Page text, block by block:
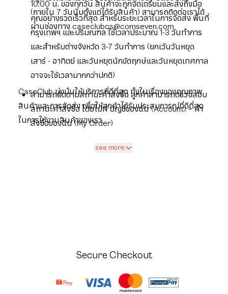
(ภายใน 7 วันนับตั้งแต่ได้รับสินค้า) สามารถติดต่อเราได้
ผ่านช่องทาง caseclubcs@comseven.com
10:00 น. ของทุกวัน สินค้าจะถูกจัดเตรียมและส่งถึงมือ
คุณอย่างรวดเร็วที่สุด สำหรับระยะเวลาในการจัดส่ง พื้นที่
กรุงเทพฯ และปริมณฑล ใช้เวลาประมาณ 1-3 วันทำการ
และสำหรับต่างจังหวัด 3-7 วันทำการ (ยกเว้นวันหยุด
เสาร์ - อาทิตย์ และวันหยุดนักขัตฤกษ์และวันหยุดเทศกาล
อาจจะใช้เวลามากกว่าปกติ)
สามารถติดตามสถานะคำสั่งซื้อ ลูกค้าสามารถตรวจสอบ
สถานะคำสั่งซื้อ โดยไปที่ บัญชีของฉัน (Account) > คำ
สั่งซื้อของฉัน (My Order)
CaseClub มุ่งมั่นให้บริการที่ดีที่สุด ทั้งในเรื่องของคุณภาพ
สินค้าและการจัดส่ง เพื่อให้ลูกค้าได้รับประสบการณ์ที่ดีที่สุด
ในการใช้งานสินค้าของเรา
see more
Secure Checkout